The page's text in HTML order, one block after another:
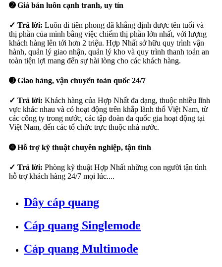
➋ Giá bán luôn cạnh tranh, uy tín
✓ Trả lời: Luôn đi tiên phong đã khẳng định được tên tuổi và
thị phần của mình bằng việc chiếm thị phần lớn nhất, với lượng
khách hàng lên tới hơn 2 triệu. Hợp Nhất sở hữu quy trình vận
hành, quản lý giao nhận, quản lý kho và quy trình thanh toán an
toàn tiện lợi mang đến sự hài lòng cho các khách hàng.
➌ Giao hàng, vận chuyển toàn quốc 24/7
✓ Trả lời: Khách hàng của Hợp Nhất đa dạng, thuộc nhiều lĩnh
vực khác nhau và có hoạt động trên khắp lãnh thổ Việt Nam, từ
các công ty trong nước, các tập đoàn đa quốc gia hoạt động tại
Việt Nam, đến các tổ chức trực thuộc nhà nước.
➍ Hỗ trợ kỹ thuật chuyên nghiệp, tận tình
✓ Trả lời: Phòng kỹ thuật Hợp Nhất những con người tận tình
hỗ trợ khách hàng 24/7 mọi lúc....
Dây cáp quang
Cáp quang Singlemode
Cáp quang Multimode